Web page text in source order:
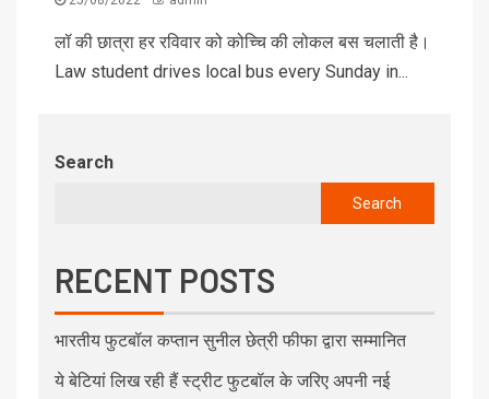
लॉ की छात्रा हर रविवार को कोच्चि की लोकल बस चलाती है।
Law student drives local bus every Sunday in...
Search
Search
RECENT POSTS
भारतीय फुटबॉल कप्तान सुनील छेत्री फीफा द्वारा सम्मानित
ये बेटियां लिख रही हैं स्ट्रीट फुटबॉल के जरिए अपनी नई